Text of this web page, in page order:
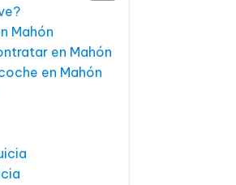
Mahón
en Mahón
en Mahón